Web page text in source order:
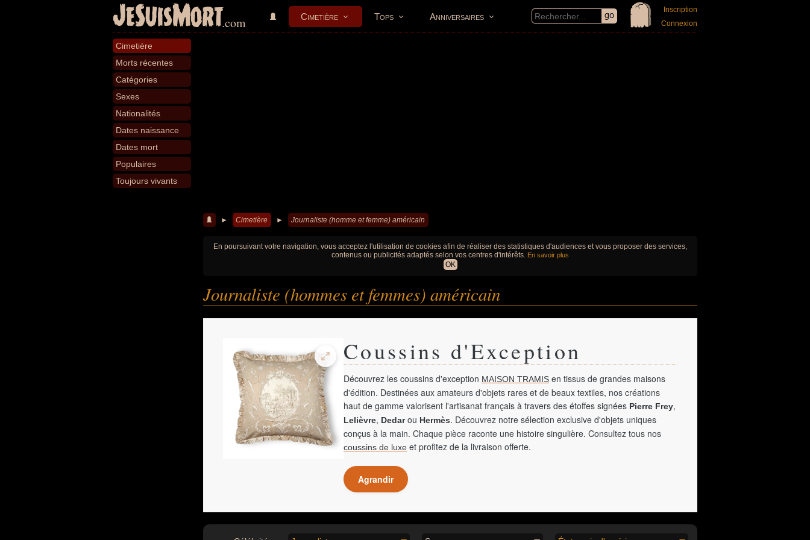
JeSuisMort.com Cimetière Tops Anniversaires
Inscription
Connexion
Cimetière
Morts récentes
Catégories
Sexes
Nationalités
Dates naissance
Dates mort
Populaires
Toujours vivants
► Cimetière ► Journaliste (homme et femme) américain
En poursuivant votre navigation, vous acceptez l'utilisation de cookies afin de réaliser des statistiques d'audiences et vous proposer des services,
contenus ou publicités adaptés selon vos centres d'intérêts. En savoir plus
OK
Journaliste (hommes et femmes) américain
Coussins d'Exception
Découvrez les coussins d'exception MAISON TRAMIS en tissus de grandes maisons
d'édition. Destinées aux amateurs d'objets rares et de beaux textiles, nos créations
haut de gamme valorisent l'artisanat français à travers des étoffes signées Pierre Frey,
Lelièvre, Dedarou Hermès. Découvrez notre sélection exclusive d'objets uniques
conçus à la main. Chaque pièce raconte une histoire singulière. Consultez tous nos
coussins de luxe et profitez de la livraison offerte.
Agrandir